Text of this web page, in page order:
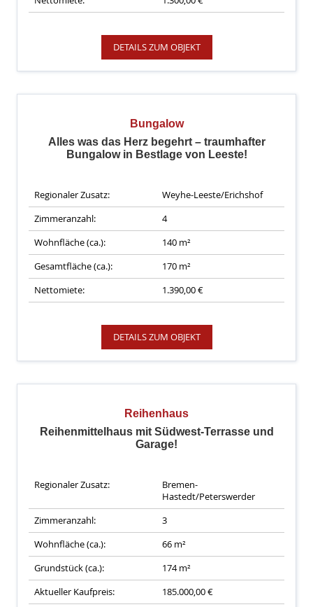
DETAILS ZUM OBJEKT
Bungalow
Alles was das Herz begehrt – traumhafter
Bungalow in Bestlage von Leeste!
Regionaler Zusatz:
Weyhe-Leeste/Erichshof
Zimmeranzahl:
4
Wohnfläche (ca.):
140 m²
Gesamtfläche (ca.):
170 m²
Nettomiete:
1.390,00 €
DETAILS ZUM OBJEKT
Reihenhaus
Reihenmittelhaus mit Südwest-Terrasse und
Garage!
Regionaler Zusatz:
Bremen-
Hastedt/Peterswerder
Zimmeranzahl:
3
Wohnfläche (ca.):
66 m²
Grundstück (ca.):
174 m²
Aktueller Kaufpreis:
185.000,00 €